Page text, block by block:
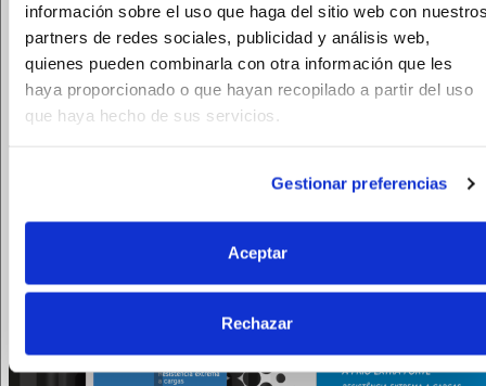
información sobre el uso que haga del sitio web con
partners de redes sociales, publicidad y análisis web,
quienes pueden combinarla con otra información que les
haya proporcionado o que hayan recopilado a partir del uso
que haya hecho de sus servicios.
Gestionar preferencias
Aceptar
Rechazar